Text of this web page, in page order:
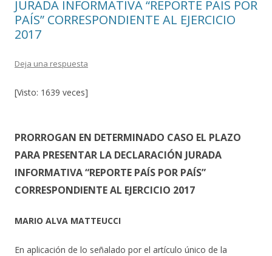
JURADA INFORMATIVA “REPORTE PAÍS POR
PAÍS” CORRESPONDIENTE AL EJERCICIO
2017
Deja una respuesta
[Visto: 1639 veces]
PRORROGAN EN DETERMINADO CASO EL PLAZO
PARA PRESENTAR LA DECLARACIÓN JURADA
INFORMATIVA “REPORTE PAÍS POR PAÍS”
CORRESPONDIENTE AL EJERCICIO 2017
MARIO ALVA MATTEUCCI
En aplicación de lo señalado por el artículo único de la